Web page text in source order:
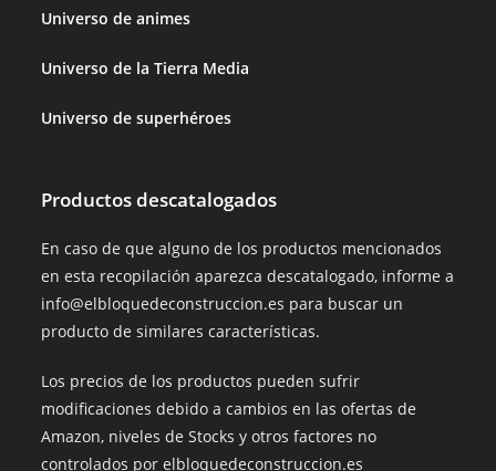
Universo de animes
Universo de la Tierra Media
Universo de superhéroes
Productos descatalogados
En caso de que alguno de los productos mencionados
en esta recopilación aparezca descatalogado, informe a
info@elbloquedeconstruccion.es para buscar un
producto de similares características.
Los precios de los productos pueden sufrir
modificaciones debido a cambios en las ofertas de
Amazon, niveles de Stocks y otros factores no
controlados por elbloquedeconstruccion.es